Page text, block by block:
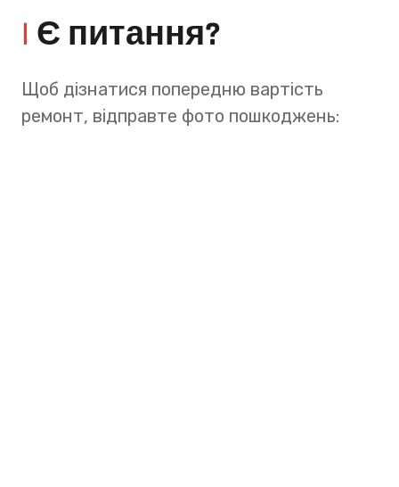
| Є питання?
Щоб дізнатися попередню вартість
ремонт, відправте фото пошкоджень: